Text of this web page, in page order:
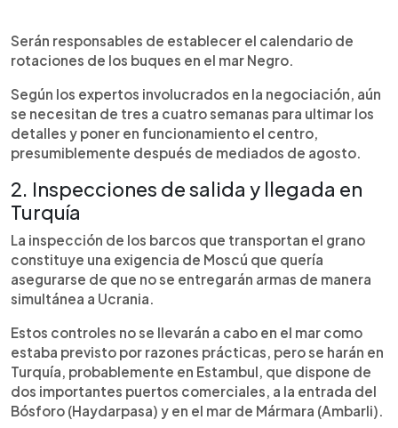
Serán responsables de establecer el calendario de
rotaciones de los buques en el mar Negro.
Según los expertos involucrados en la negociación, aún
se necesitan de tres a cuatro semanas para ultimar los
detalles y poner en funcionamiento el centro,
presumiblemente después de mediados de agosto.
2. Inspecciones de salida y llegada en
Turquía
La inspección de los barcos que transportan el grano
constituye una exigencia de Moscú que quería
asegurarse de que no se entregarán armas de manera
simultánea a Ucrania.
Estos controles no se llevarán a cabo en el mar como
estaba previsto por razones prácticas, pero se harán en
Turquía, probablemente en Estambul, que dispone de
dos importantes puertos comerciales, a la entrada del
Bósforo (Haydarpasa) y en el mar de Mármara (Ambarli).